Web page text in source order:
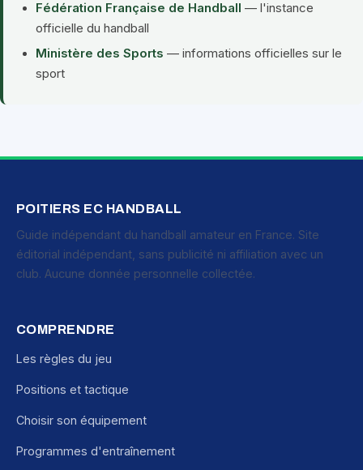
Fédération Française de Handball — l'instance
officielle du handball
Ministère des Sports — informations officielles sur le
sport
POITIERS EC HANDBALL
Guide indépendant du handball amateur en France. Site
éditorial indépendant, sans publicité ni affiliation avec un
club. Aucune donnée personnelle collectée.
COMPRENDRE
Les règles du jeu
Positions et tactique
Choisir son équipement
Programmes d'entraînement